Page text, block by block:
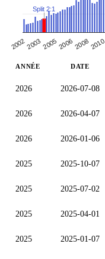
200220032005200620082010
Split 2:1
ANNÉE DATE
2026 2026-07-08
2026 2026-04-07
2026 2026-01-06
2025 2025-10-07
2025 2025-07-02
2025 2025-04-01
2025 2025-01-07